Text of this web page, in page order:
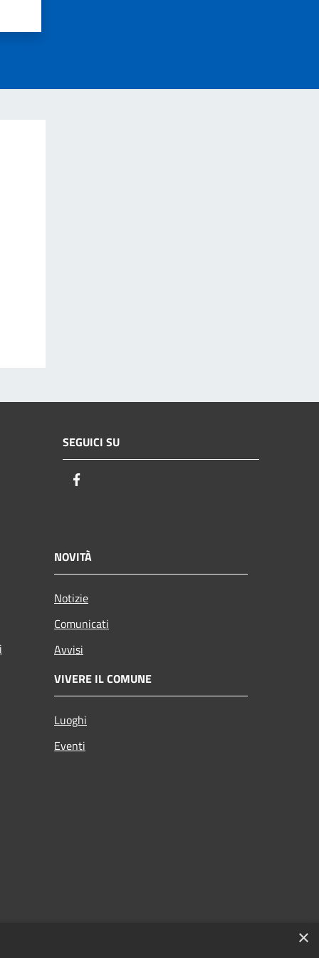
SEGUICI SU
NOVITÀ
Notizie
Comunicati
Avvisi
VIVERE IL COMUNE
Luoghi
Eventi
×